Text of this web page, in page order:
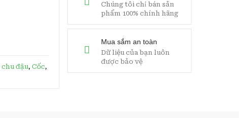
Chúng tôi chỉ bán sản
phẩm 100% chính hãng
Mua sắm an toàn
Dữ liệu của bạn luôn
được bảo vệ
chu đậu, Cốc,